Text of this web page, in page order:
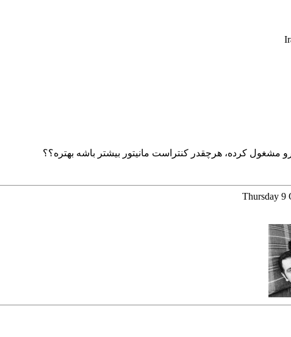
مشغول کرده، هرچقدر کنتراست مانیتور بیشتر باشه بهتره؟؟
Thursday 9